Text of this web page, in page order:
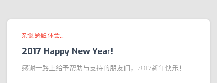
杂谈.感触.体会...
2017 Happy New Year!
感谢一路上给予帮助与支持的朋友们，2017新年快乐！